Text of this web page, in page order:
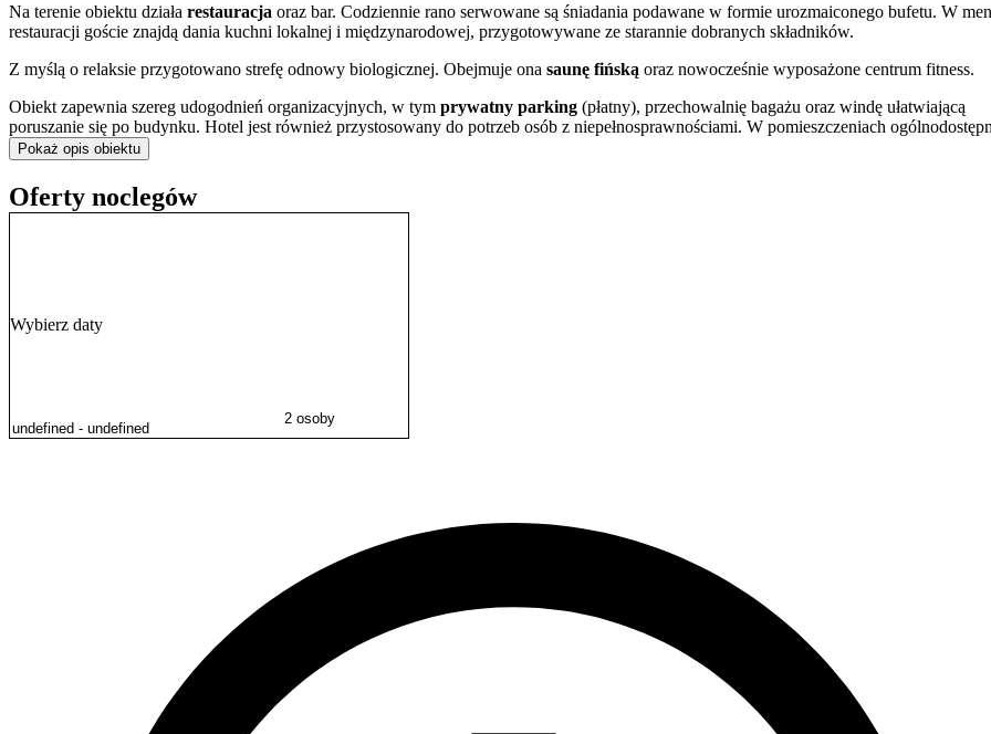
Na terenie obiektu działa restauracja oraz bar. Codziennie rano serwowane są śniadania podawane w formie urozmaiconego bufetu. W
restauracji goście znajdą dania kuchni lokalnej i międzynarodowej, przygotowywane ze starannie dobranych składników.
Z myślą o relaksie przygotowano strefę odnowy biologicznej. Obejmuje ona saunę fińską oraz nowocześnie wyposażone centrum fitness.
Obiekt zapewnia szereg udogodnień organizacyjnych, w tym prywatny parking (płatny), przechowalnię bagażu oraz windę ułatwiającą
poruszanie się po budynku. Hotel jest również przystosowany do potrzeb osób z niepełnosprawnościami. W pomieszczeniach
oraz pokojach można korzystać z bezprzewodowego
Centralna lokalizacja przy ulicy Stanisława Moniuszki, w niewielkiej odległości od Dworca Głównego PKP, gwarantuje łatwy dostęp do
transportu publicznego i kluczowych punktów miasta. W bezpośrednim sąsiedztwie zlokalizowany jest katowicki Rynek oraz
Pokaż opis obiektu
Oferty noclegów
Wybierz daty
2 osoby